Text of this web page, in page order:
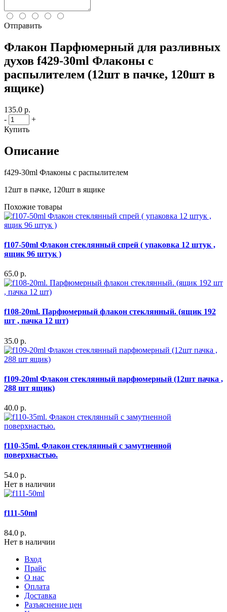
Отправить
Флакон Парфюмерный для разливных
духов f429-30ml Флаконы с
распылителем (12шт в пачке, 120шт в
ящике)
135.0 р.
-
+
Купить
Описание
f429-30ml Флаконы с распылителем
12шт в пачке, 120шт в ящике
Похожие товары
f107-50ml Флакон стеклянный спрей ( упаковка 12 штук ,
ящик 96 штук )
65.0 р.
f108-20ml. Парфюмерный флакон стеклянный. (ящик 192
шт , пачка 12 шт)
35.0 р.
f109-20ml Флакон стеклянный парфюмерный (12шт пачка ,
288 шт ящик)
40.0 р.
f110-35ml. Флакон стеклянный с замутненной
поверхнастью.
54.0 р.
Нет в наличии
f111-50ml
84.0 р.
Нет в наличии
Вход
Прайс
О нас
Оплата
Доставка
Разъяснение цен